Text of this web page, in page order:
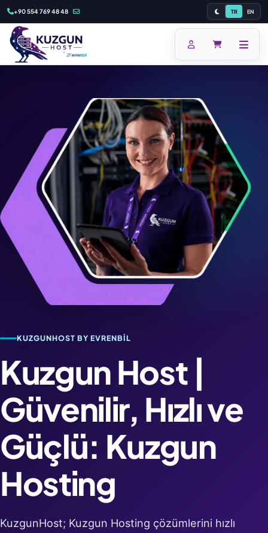
+90 554 769 48 48 TR EN
KUZGUNHOST BY EVRENBIL
Kuzgun Host |
Güvenilir, Hızlı ve
Güçlü: Kuzgun
Hosting
KuzgunHost; Kuzgun Hosting çözümlerini hızlı